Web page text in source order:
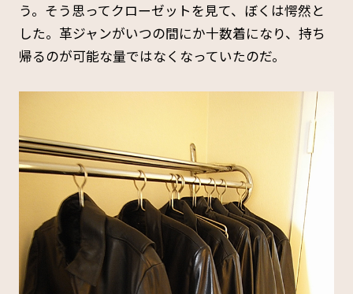
う。そう思ってクローゼットを見て、ぼくは愕然と
した。革ジャンがいつの間にか十数着になり、持ち
帰るのが可能な量ではなくなっていたのだ。